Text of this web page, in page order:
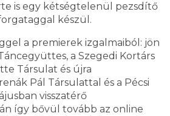
is egy kétségtelenül pezsdítő
készül.
a premierek izgalmaiból: jön
a Szegedi Kortárs
Társulat és újra
Pál Társulattal és a Pécsi
visszatérő
így bővül tovább az online